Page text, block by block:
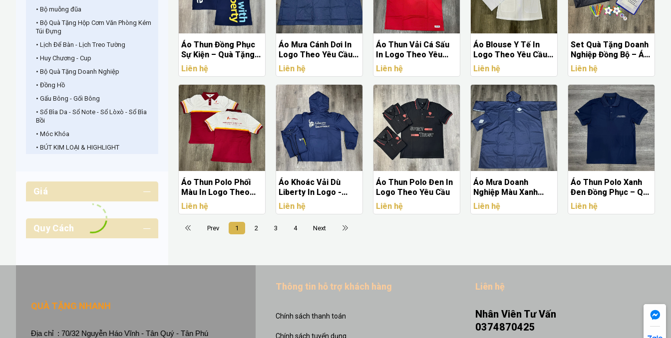
Áo Thun Đồng Phục
Sự Kiện – Quà Tặng
Doanh Nghiệp Năng
Động & Truyền Cảm
Hứng
Liên hệ
Áo Mưa Cánh Dơi In
Logo Theo Yêu Cầu –
Quà Tặng Doanh
Nghiệp Giá Rẻ
Liên hệ
Áo Thun Vải Cá Sấu
In Logo Theo Yêu
Cầu
Liên hệ
Áo Blouse Y Tế In
Logo Theo Yêu Cầu -
May Áo Blouse Giá Rẻ
Liên hệ
Set Quà Tặng Doanh
Nghiệp Đồng Bộ – Áo
Mưa, Túi Vải & Văn
Phòng Phẩm
Liên hệ
Áo Thun Polo Phối
Màu In Logo Theo
Yêu Cầu
Liên hệ
Áo Khoác Vải Dù
Liberty In Logo -
Chất Lượng Cao, Giá
Tốt
Liên hệ
Áo Thun Polo Đen In
Logo Theo Yêu Cầu
Liên hệ
Áo Mưa Doanh
Nghiệp Màu Xanh
Đậm – Quà Tặng
Thương Hiệu In Logo
Liên hệ
Áo Thun Polo Xanh
Đen Đồng Phục – Quà
Tặng Doanh Nghiệp
Lịch Sự & Chuyên
Liên hệ
Prev 1 2 3 4 Next
• Bộ muỗng đũa
• Bộ Quà Tặng Hộp Cơm Văn Phòng Kém
Túi Đựng
• Lịch Để Bàn - Lịch Treo Tường
• Huy Chương - Cup
• Bộ Quà Tặng Doanh Nghiệp
• Đồng Hồ
• Gấu Bông - Gối Bông
• Sổ Bìa Da - Sổ Note - Sổ Lòxò - Sổ Bìa
Bồi
• Móc Khóa
• BÚT KIM LOẠI & HIGHLIGHT
Giá
Quy Cách
QUÀ TẶNG NHANH
Địa chỉ : 70/32 Nguyễn Háo Vĩnh - Tân Quý - Tân Phú
Thông tin hỗ trợ khách hàng
Chính sách thanh toán
Chính sách tuyển dụng
Liên hệ
Nhân Viên Tư Vấn
0374870425